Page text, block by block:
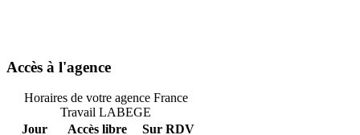
Accès à l'agence
Horaires de votre agence France
Travail LABEGE
Jour
Accès libre Sur RDV